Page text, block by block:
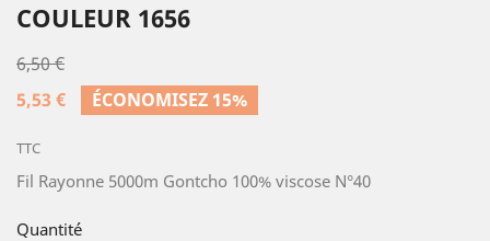
COULEUR 1656
6,50 €
5,53 €
ÉCONOMISEZ 15%
TTC
Fil Rayonne 5000m Gontcho 100% viscose N°40
Quantité